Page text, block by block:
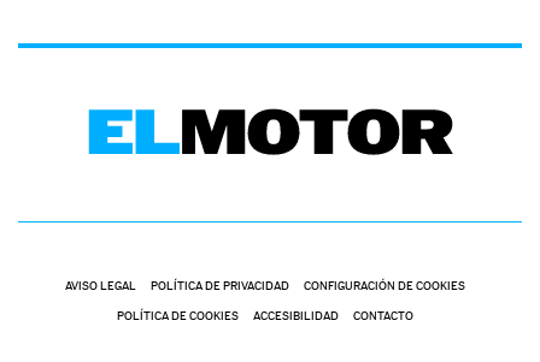
AVISO LEGAL POLÍTICA DE PRIVACIDAD CONFIGURACIÓN DE COOKIES
POLÍTICA DE COOKIES ACCESIBILIDAD CONTACTO